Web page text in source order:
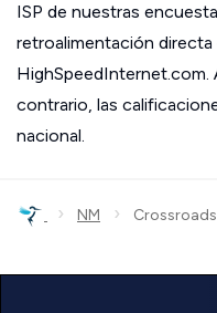
ISP de nuestras
retroalimentación directa
HighSpeedInternet.com.
contrario, las
nacional.
› NM › Crossroads